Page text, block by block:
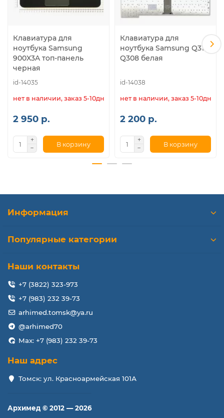
Клавиатура для
ноутбука Samsung
900X3A топ-панель
черная
id-14035
нет в наличии, заказ 5-10дн.
2 950 р.
В корзину
Клавиатура для
ноутбука Samsung Q310
Q308 белая
id-14038
нет в наличии, заказ 5-10дн.
2 200 р.
В корзину
Информация
Популярные категории
Наши контакты
+7 (3822) 323-973
+7 (983) 232 39-73
arhimed.tomsk@ya.ru
@arhimed70
Max: +7 (983) 232 39-73
Наш адрес
Томск: ул. Красноармейская 101А
Архимед © 2012 — 2026